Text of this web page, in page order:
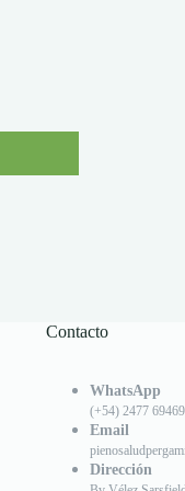
Contacto
WhatsApp
(+54) 2477
Email
Dirección